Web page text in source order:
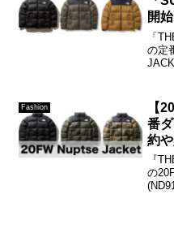
開始
「
の定
プ
『
から
Fashion
【
番
約
『
の
こ
ま